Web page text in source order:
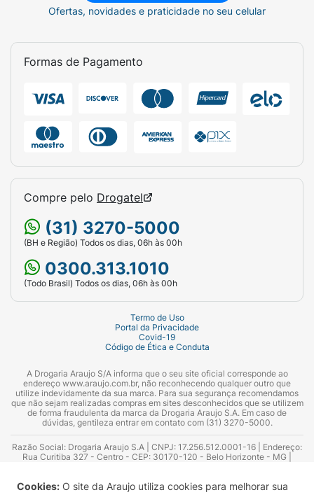
Cookies: O site da Araujo utiliza cookies para melhorar sua
Ofertas, novidades e praticidade no seu celular
Formas de Pagamento
Compre pelo Drogatel
(31) 3270-5000
(BH e Região) Todos os dias, 06h às 00h
0300.313.1010
(Todo Brasil) Todos os dias, 06h às 00h
Termo de Uso
Portal da Privacidade
Covid-19
Código de Ética e Conduta
A Drogaria Araujo S/A informa que o seu site oficial corresponde ao
endereço www.araujo.com.br, não reconhecendo qualquer outro que
utilize indevidamente da sua marca. Para sua segurança recomendamos
que não sejam realizadas compras em sites desconhecidos que se utilizem
de forma fraudulenta da marca da Drogaria Araujo S.A. Em caso de
dúvidas, gentileza entrar em contato com (31) 3270-5000.
Razão Social: Drogaria Araujo S.A | CNPJ: 17.256.512.0001-16 | Endereço:
Rua Curitiba 327 - Centro - CEP: 30170-120 - Belo Horizonte - MG |
Azevedo Guimarães – CRF 10.965 | Yasmin Silva Alvarenga – CRF 52.584 -